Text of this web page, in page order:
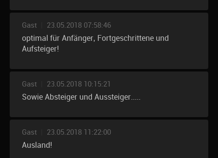
Gast 23.05.2018 07:58:46
optimal für Anfänger, Fortgeschrittene und
Aufsteiger!
Gast 23.05.2018 10:15:21
Sowie Absteiger und Aussteiger.....
Gast 23.05.2018 11:22:00
Ausland!